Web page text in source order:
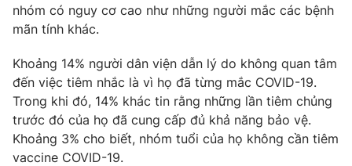
Cơ quan chủ quản:
Giấy phép hoạt động báo in và báo điện tử số 483/GP-BTTTT
cấp ngày 29/12/2023
Tổng Biên tập:Vũ Thanh Thủy
Phó Tổng Biên tập: Nguyễn Thị Mỹ Hạnh, Phạm Quốc Thắng,
Nguyễn Trọng Ninh
nhóm có nguy cơ cao như những người mắc các bệnh
mãn tính khác.
Khoảng 14% người dân viện dẫn lý do không quan tâm
đến việc tiêm nhắc là vì họ đã từng mắc COVID-19.
Trong khi đó, 14% khác tin rằng những lần tiêm chủng
trước đó của họ đã cung cấp đủ khả năng bảo vệ.
Khoảng 3% cho biết, nhóm tuổi của họ không cần tiêm
vaccine COVID-19.